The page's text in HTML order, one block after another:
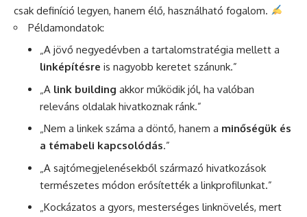
csak definíció legyen, hanem élő, használható fogalom.
Példamondatok:
„A jövő negyedévben a tartalomstratégia mellett a
linképítésre is nagyobb keretet szánunk.”
„A link building akkor működik jól, ha valóban
releváns oldalak hivatkoznak ránk.”
„Nem a linkek száma a döntő, hanem a minőségük és
a témabeli kapcsolódás.”
„A sajtómegjelenésekből származó hivatkozások
természetes módon erősítették a linkprofilunkat.”
„Kockázatos a gyors, mesterséges linknövelés, mert